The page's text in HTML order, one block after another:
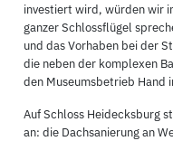
investiert wird, würden wir
ganzer Schlossflügel
und das Vorhaben bei der
die neben der komplexen
den Museumsbetrieb Hand
Auf Schloss Heidecksburg
an: die Dachsanierung an